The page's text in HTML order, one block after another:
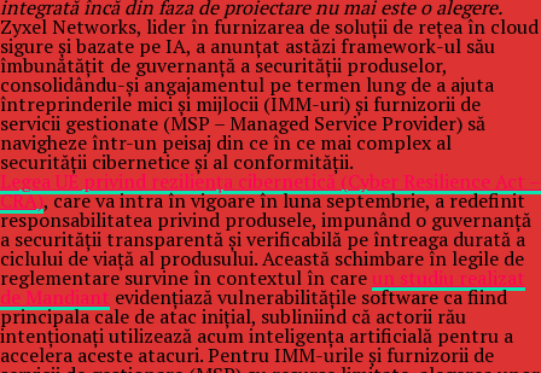
integrată încă din faza de proiectare nu mai este o alegere.
Zyxel Networks, lider în furnizarea de soluții de rețea în cloud
sigure și bazate pe IA, a anunțat astăzi framework-ul său
îmbunătățit de guvernanță a securității produselor,
consolidându-și angajamentul pe termen lung de a ajuta
întreprinderile mici și mijlocii (IMM-uri) și furnizorii de
servicii gestionate (MSP – Managed Service Provider) să
navigheze într-un peisaj din ce în ce mai complex al
securității cibernetice și al conformității.
Legea UE privind reziliența cibernetică (Cyber Resilience Act –
CRA), care va intra în vigoare în luna septembrie, a redefinit
responsabilitatea privind produsele, impunând o guvernanță
a securității transparentă și verificabilă pe întreaga durată a
ciclului de viață al produsului. Această schimbare în legile de
reglementare survine în contextul în careun studiu realizat
de Mandiant evidențiază vulnerabilitățile software ca fiind
principala cale de atac inițial, subliniind că actorii rău
intenționați utilizează acum inteligența artificială pentru a
accelera aceste atacuri. Pentru IMM-urile și furnizorii de